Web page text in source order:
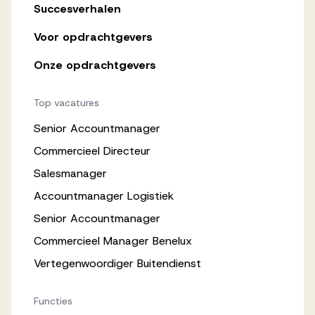
Succesverhalen
Voor opdrachtgevers
Onze opdrachtgevers
Top vacatures
Senior Accountmanager
Commercieel Directeur
Salesmanager
Accountmanager Logistiek
Senior Accountmanager
Commercieel Manager Benelux
Vertegenwoordiger Buitendienst
Functies